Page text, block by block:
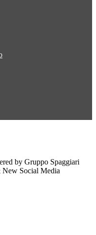
by Gruppo Spaggiari
New Social Media